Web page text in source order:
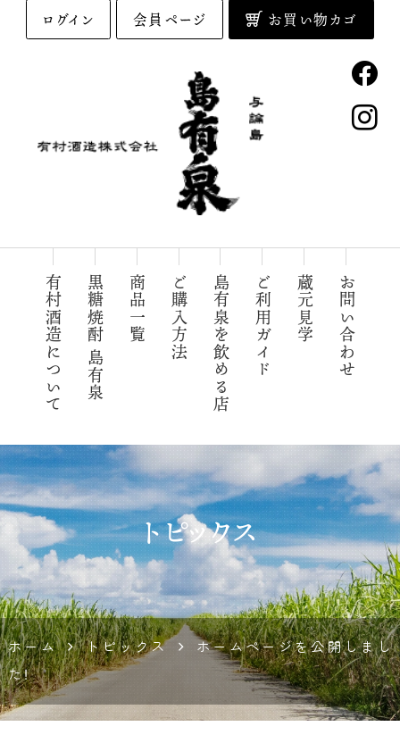
与論島の黒糖焼酎「島有泉」
有村酒造
有村酒造について 黒糖焼酎 島有泉 商品一覧 ご購入方法 島有泉を飲める店 ご利用ガイド 蔵元見学 お問い合わせ
ログイン 会員ページ お買い物カゴ
トピックス
ホーム トピックス
ホームページを公開しまし
た！